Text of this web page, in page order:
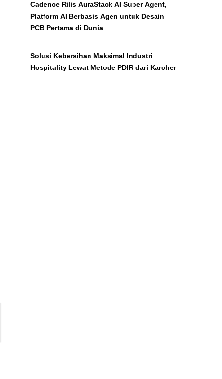
Cadence Rilis AuraStack AI Super Agent,
Platform AI Berbasis Agen untuk Desain
PCB Pertama di Dunia
Solusi Kebersihan Maksimal Industri
Hospitality Lewat Metode PDIR dari Karcher